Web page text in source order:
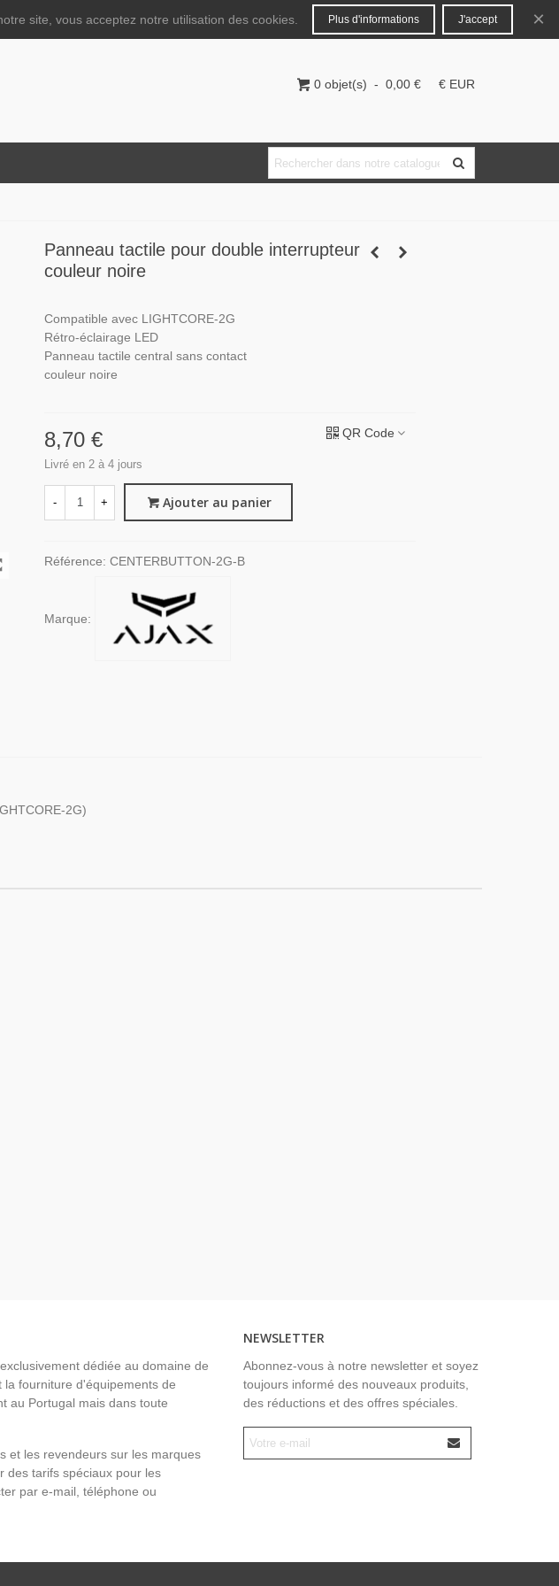
Français Connecter
0 objet(s) - 0,00 € € EUR
Panneau tactile pour double interrupteur
couleur noire
Compatible avec LIGHTCORE-2G
Rétro-éclairage LED
Panneau tactile central sans contact
couleur noire
8,70 €
Livré en 2 à 4 jours
QR Code
- + Ajouter au panier
Référence: CENTERBUTTON-2G-B
Marque:
2G)
dédiée au domaine de
fourniture d'équipements de
au Portugal mais dans toute
et les revendeurs sur les marques
des tarifs spéciaux pour les
par e-mail, téléphone ou
NEWSLETTER
Abonnez-vous à notre newsletter et soyez
toujours informé des nouveaux produits,
des réductions et des offres spéciales.
site, vous acceptez notre utilisation des cookies. Plus d'informations J'accept ×